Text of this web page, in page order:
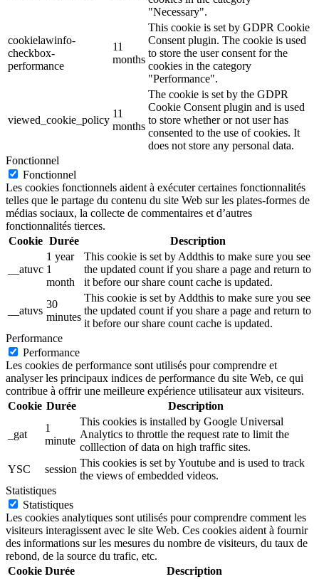
"Necessary".
cookielawinfo-
checkbox-
performance
11
months
This cookie is set by GDPR Cookie
Consent plugin. The cookie is used
to store the user consent for the
cookies in the category
"Performance".
viewed_cookie_policy
11
months
The cookie is set by the GDPR
Cookie Consent plugin and is used
to store whether or not user has
consented to the use of cookies. It
does not store any personal data.
Fonctionnel
Fonctionnel
Les cookies fonctionnels aident à exécuter certaines fonctionnalités
telles que le partage du contenu du site Web sur les plates-formes de
médias sociaux, la collecte de commentaires et d’autres
fonctionnalités tierces.
Cookie Durée Description
__atuvc
1 year
1
month
This cookie is set by Addthis to make sure you see
the updated count if you share a page and return to
it before our share count cache is updated.
__atuvs
30
minutes
This cookie is set by Addthis to make sure you see
the updated count if you share a page and return to
it before our share count cache is updated.
Performance
Performance
Les cookies de performance sont utilisés pour comprendre et
analyser les principaux indices de performance du site Web, ce qui
contribue à offrir une meilleure expérience utilisateur aux visiteurs.
Cookie Durée Description
_gat
1
minute
This cookies is installed by Google Universal
Analytics to throttle the request rate to limit the
colllection of data on high traffic sites.
YSC
session
This cookies is set by Youtube and is used to track
the views of embedded videos.
Statistiques
Statistiques
Les cookies analytiques sont utilisés pour comprendre comment les
visiteurs interagissent avec le site Web. Ces cookies aident à fournir
des informations sur les mesures du nombre de visiteurs, du taux de
rebond, de la source du trafic, etc.
Cookie Durée Description